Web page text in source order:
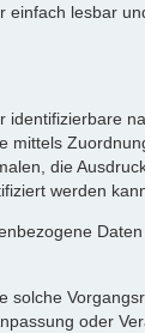
lesbar
mittels
die
werden
solche
oder